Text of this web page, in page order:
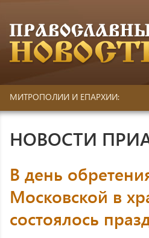
МИТРОПОЛИИ И ЕПАРХИИ:
НОВОСТИ
В день
Московской в
состоялось